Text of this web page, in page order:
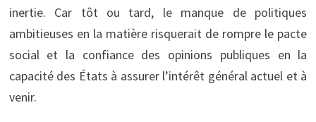
inertie. Car tôt ou tard, le manque de politiques
ambitieuses en la matière risquerait de rompre le pacte
social et la confiance des opinions publiques en la
capacité des États à assurer l’intérêt général actuel et à
venir.